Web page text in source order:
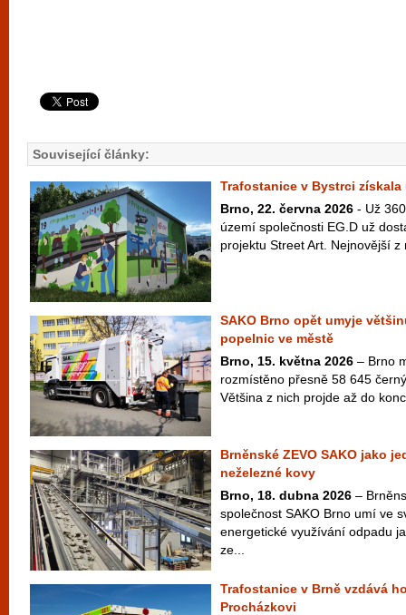
Související články:
Trafostanice v Bystrci získala
Brno, 22. června 2026 - Už
území společnosti EG.D už
projektu Street Art. Nejnovější z
SAKO Brno opět umyje
popelnic ve městě
Brno, 15. května 2026 – Brno
rozmístěno přesně 58 645
Většina z nich projde až do
Brněnské ZEVO SAKO jako
neželezné kovy
Brno, 18. dubna 2026 –
společnost SAKO Brno umí ve
energetické využívání odpadu
ze...
Trafostanice v Brně vzdává
Procházkovi